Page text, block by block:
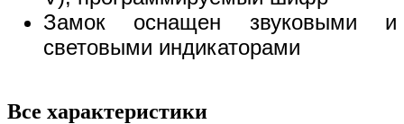
Замок оснащен звуковыми и
световыми индикаторами
Все характеристики